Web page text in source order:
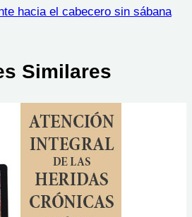
hacia el cabecero sin sábana
Similares